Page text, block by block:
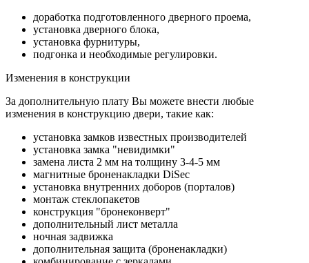
доработка подготовленного дверного проема,
установка дверного блока,
установка фурнитуры,
подгонка и необходимые регулировки.
Изменения в конструкции
За дополнительную плату Вы можете внести любые
изменения в конструкцию двери, такие как:
установка замков известных производителей
установка замка "невидимки"
замена листа 2 мм на толщину 3-4-5 мм
магнитные броненакладки DiSec
установка внутренних доборов (порталов)
монтаж стеклопакетов
конструкция "бронеконверт"
дополнительный лист металла
ночная задвижка
дополнительная защита (броненакладки)